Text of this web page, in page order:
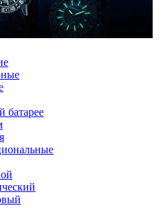
батарее